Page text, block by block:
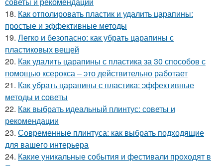
18. Как отполировать пластик и удалить царапины:
простые и эффективные методы
19. Легко и безопасно: как убрать царапины с
пластиковых вещей
20. Как удалить царапины с пластика за 30 способов с
помощью ксерокса – это действительно работает
21. Как убрать царапины с пластика: эффективные
методы и советы
22. Как выбрать идеальный плинтус: советы и
рекомендации
23. Современные плинтуса: как выбрать подходящие
для вашего интерьера
24. Какие уникальные события и фестивали проходят в